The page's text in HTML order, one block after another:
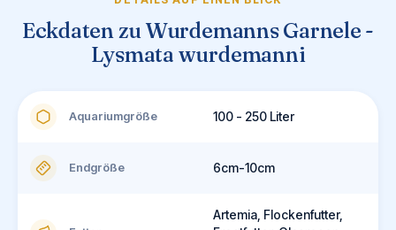
Eckdaten zu Wurdemanns Garnele -
Lysmata wurdemanni
Aquariumgröße 100 - 250 Liter
Endgröße 6cm-10cm
Artemia, Flockenfutter,